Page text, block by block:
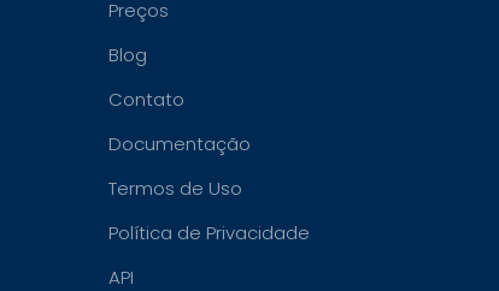
Preços
Blog
Contato
Documentação
Termos de Uso
Política de Privacidade
API